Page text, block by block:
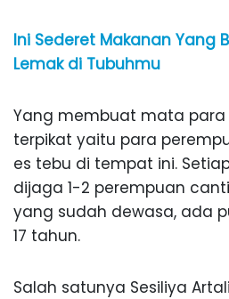
Ini Sederet Makanan Yang
Lemak di Tubuhmu
Yang membuat mata
terpikat yaitu para
es tebu di tempat ini.
dijaga 1-2 perempuan
yang sudah dewasa, ada
17 tahun.
Salah satunya Sesiliya